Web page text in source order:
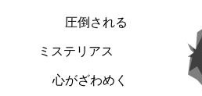
心がざわめく
ミステリアス
圧倒される